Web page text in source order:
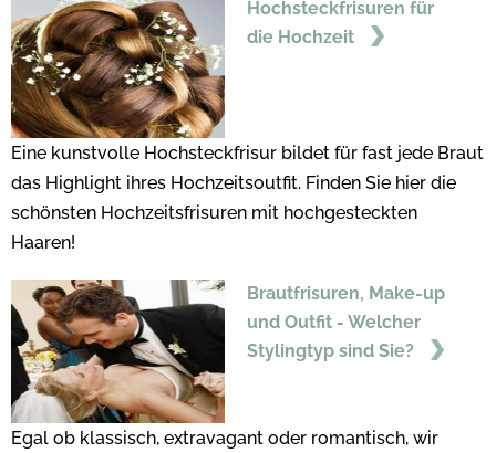
Hochsteckfrisuren für
die Hochzeit
Eine kunstvolle Hochsteckfrisur bildet für fast jede Braut
das Highlight ihres Hochzeitsoutfit. Finden Sie hier die
schönsten Hochzeitsfrisuren mit hochgesteckten
Haaren!
Brautfrisuren, Make-up
und Outfit - Welcher
Stylingtyp sind Sie?
Egal ob klassisch, extravagant oder romantisch, wir